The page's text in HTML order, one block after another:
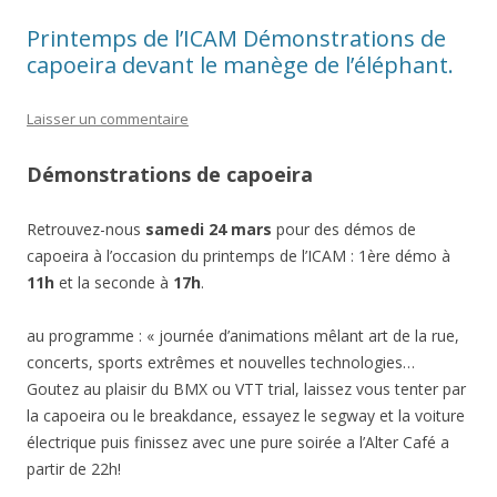
Printemps de l’ICAM Démonstrations de
capoeira devant le manège de l’éléphant.
Laisser un commentaire
Démonstrations de capoeira
Retrouvez-nous samedi 24 mars pour des démos de
capoeira à l’occasion du printemps de l’ICAM : 1ère démo à
11h et la seconde à 17h.
au programme : « journée d’animations mêlant art de la rue,
concerts, sports extrêmes et nouvelles technologies…
Goutez au plaisir du BMX ou VTT trial, laissez vous tenter par
la capoeira ou le breakdance, essayez le segway et la voiture
électrique puis finissez avec une pure soirée a l’Alter Café a
partir de 22h!